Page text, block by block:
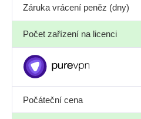
Záruka vrácení peněz (dny)
Počet zařízení na licenci
Počáteční cena